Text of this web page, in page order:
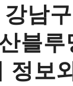
남
블루
정보